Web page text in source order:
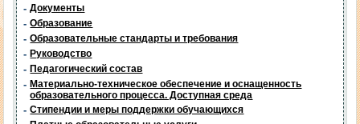
- Документы
- Образование
- Образовательные стандарты и требования
- Руководство
- Педагогический состав
- Материально-техническое обеспечение и оснащенность
образовательного процесса. Доступная среда
- Стипендии и меры поддержки обучающихся